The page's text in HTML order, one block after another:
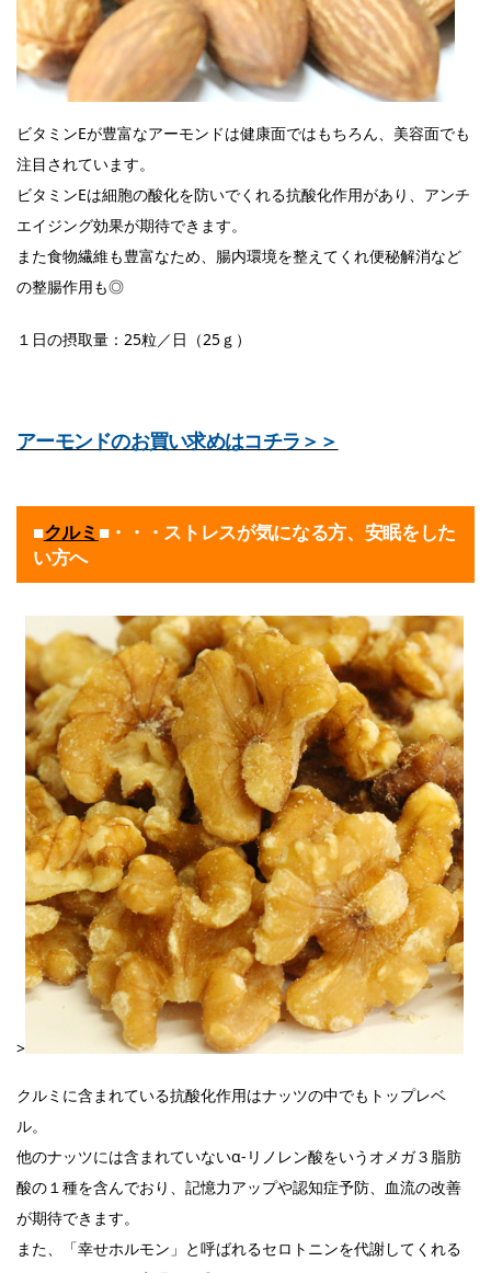
ビタミンEが豊富なアーモンドは健康面ではもちろん、美容面でも
注目されています。
ビタミンEは細胞の酸化を防いでくれる抗酸化作用があり、アンチ
エイジング効果が期待できます。
また食物繊維も豊富なため、腸内環境を整えてくれ便秘解消など
の整腸作用も◎
１日の摂取量：25粒／日（25ｇ）
アーモンドのお買い求めはコチラ＞＞
■クルミ ■・・・ストレスが気になる方、安眠をした
い方へ
>
クルミに含まれている抗酸化作用はナッツの中でもトップレベ
ル。
他のナッツには含まれていないα-リノレン酸をいうオメガ３脂肪
酸の１種を含んでおり、記憶力アップや認知症予防、血流の改善
が期待できます。
また、「幸せホルモン」と呼ばれるセロトニンを代謝してくれる